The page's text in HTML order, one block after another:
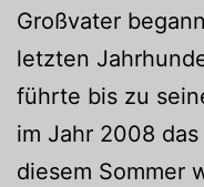
Großvater
letzten
führte bis zu
im Jahr 2008
diesem Sommer